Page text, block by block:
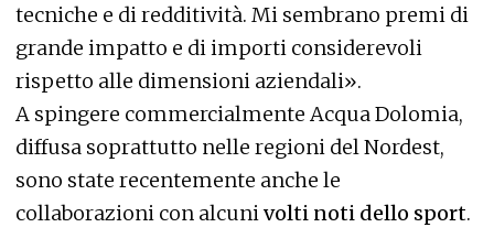
tecniche e di redditività. Mi sembrano premi di
grande impatto e di importi considerevoli
rispetto alle dimensioni aziendali».
A spingere commercialmente Acqua Dolomia,
diffusa soprattutto nelle regioni del Nordest,
sono state recentemente anche le
collaborazioni con alcunivolti noti dello sport.